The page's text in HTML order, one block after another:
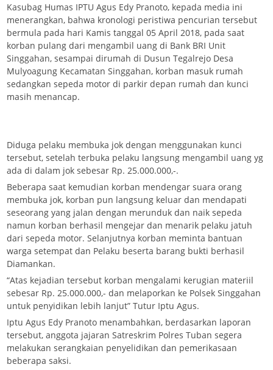
Kasubag Humas IPTU Agus Edy Pranoto, kepada media ini
menerangkan, bahwa kronologi peristiwa pencurian tersebut
bermula pada hari Kamis tanggal 05 April 2018, pada saat
korban pulang dari mengambil uang di Bank BRI Unit
Singgahan, sesampai dirumah di Dusun Tegalrejo Desa
Mulyoagung Kecamatan Singgahan, korban masuk rumah
sedangkan sepeda motor di parkir depan rumah dan kunci
masih menancap.
Diduga pelaku membuka jok dengan menggunakan kunci
tersebut, setelah terbuka pelaku langsung mengambil uang yg
ada di dalam jok sebesar Rp. 25.000.000,-.
Beberapa saat kemudian korban mendengar suara orang
membuka jok, korban pun langsung keluar dan mendapati
seseorang yang jalan dengan merunduk dan naik sepeda
namun korban berhasil mengejar dan menarik pelaku jatuh
dari sepeda motor. Selanjutnya korban meminta bantuan
warga setempat dan Pelaku beserta barang bukti berhasil
Diamankan.
“Atas kejadian tersebut korban mengalami kerugian materiil
sebesar Rp. 25.000.000,- dan melaporkan ke Polsek Singgahan
untuk penyidikan lebih lanjut” Tutur Iptu Agus.
Iptu Agus Edy Pranoto menambahkan, berdasarkan laporan
tersebut, anggota jajaran Satreskrim Polres Tuban segera
melakukan serangkaian penyelidikan dan pemerikasaan
beberapa saksi.